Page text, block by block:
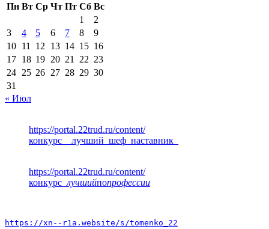
Пн Вт Ср Чт Пт Сб Вс
1
2
3
4 5 6 7 8
9
10 11 12 13 14 15 16
17 18 19 20 21 22 23
24 25 26 27 28 29 30
31
« Июл
https://portal.22trud.ru/content/
конкурс__лучший_шеф_наставник_
https://portal.22trud.ru/content/
конкурс _лучшийпопрофессии
https://xn--r1a.website/s/tomenko_22